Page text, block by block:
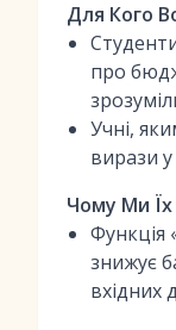
Для Кого
про
Учні,
вирази
Чому Ми
Функція
знижує
вхідних